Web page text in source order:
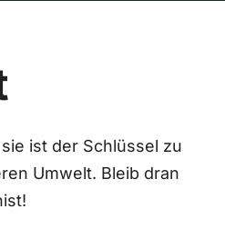
ist der Schlüssel zu
Umwelt. Bleib dran